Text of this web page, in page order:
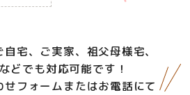
宅、ご実家、祖父母様宅、
どでも対応可能です！
フォームまたはお電話にて